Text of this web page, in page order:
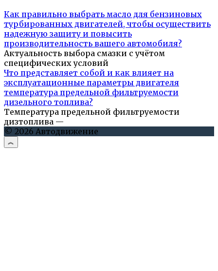
Как правильно выбрать масло для бензиновых
турбированных двигателей, чтобы осуществить
надежную защиту и повысить
производительность вашего автомобиля?
Актуальность выбора смазки с учётом
специфических условий
Что представляет собой и как влияет на
эксплуатационные параметры двигателя
температура предельной фильтруемости
дизельного топлива?
Температура предельной фильтруемости
дизтоплива —
© 2026 Автодвижение